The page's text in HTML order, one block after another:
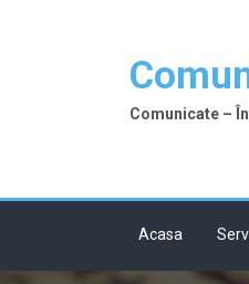
Comunicate –
Acasa